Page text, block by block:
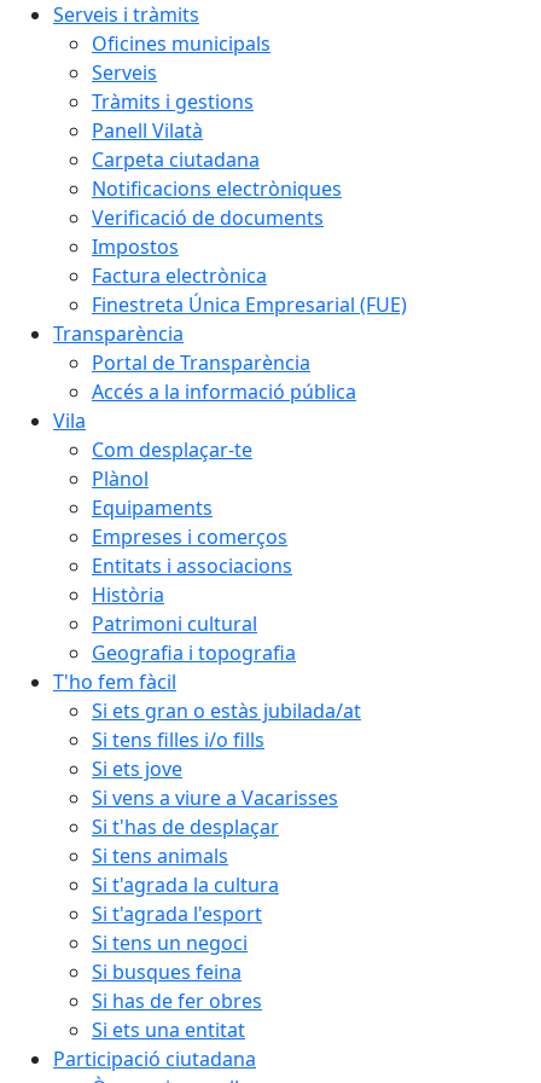
Serveis i tràmits
Oficines municipals
Serveis
Tràmits i gestions
Panell Vilatà
Carpeta ciutadana
Notificacions electròniques
Verificació de documents
Impostos
Factura electrònica
Finestreta Única Empresarial (FUE)
Transparència
Portal de Transparència
Accés a la informació pública
Vila
Com desplaçar-te
Plànol
Equipaments
Empreses i comerços
Entitats i associacions
Història
Patrimoni cultural
Geografia i topografia
T'ho fem fàcil
Si ets gran o estàs jubilada/at
Si tens filles i/o fills
Si ets jove
Si vens a viure a Vacarisses
Si t'has de desplaçar
Si tens animals
Si t'agrada la cultura
Si t'agrada l'esport
Si tens un negoci
Si busques feina
Si has de fer obres
Si ets una entitat
Participació ciutadana